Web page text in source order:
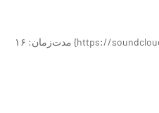
{https://soundcloud.com/majzooban/boo4i4zxiqyc} مدت‌زمان: ۱۶